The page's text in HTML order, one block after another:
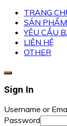
TRANG
SẢN PHẨM
YÊU CẦU
LIÊN HỆ
OTHER
Sign In
Username or
Password